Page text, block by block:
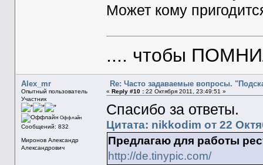
Может кому
.... чтобы
Alex_mr
Опытный пользователь
Участник
Оффлайн
Сообщений: 832
Миронов Александр
Александрович
Re: Часто задаваемые вопросы.
« Reply #10 :22 Октября 2011, 23:49:51 »
Спасибо за ответы.
Цитата: nikkodim от 22
Предлагаю для работы
http://de.tinypic.com/